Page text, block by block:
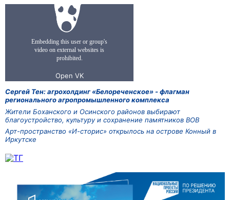
Сергей Тен: агрохолдинг «Белореченское» - флагман
регионального агропромышленного комплекса
Жители Боханского и Осинского районов выбирают
благоустройство, культуру и сохранение памятников ВОВ
Арт-пространство «И-сторис» открылось на острове Конный в
Иркутске